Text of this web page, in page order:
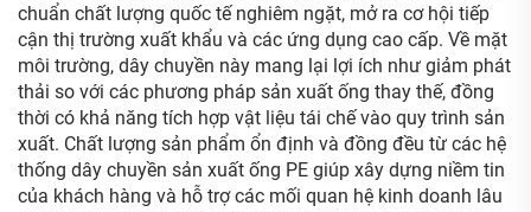
chuẩn chất lượng quốc tế nghiêm ngặt, mở ra cơ hội tiếp
cận thị trường xuất khẩu và các ứng dụng cao cấp. Về mặt
môi trường, dây chuyền này mang lại lợi ích như giảm phát
thải so với các phương pháp sản xuất ống thay thế, đồng
thời có khả năng tích hợp vật liệu tái chế vào quy trình sản
xuất. Chất lượng sản phẩm ổn định và đồng đều từ các hệ
thống dây chuyền sản xuất ống PE giúp xây dựng niềm tin
của khách hàng và hỗ trợ các mối quan hệ kinh doanh lâu